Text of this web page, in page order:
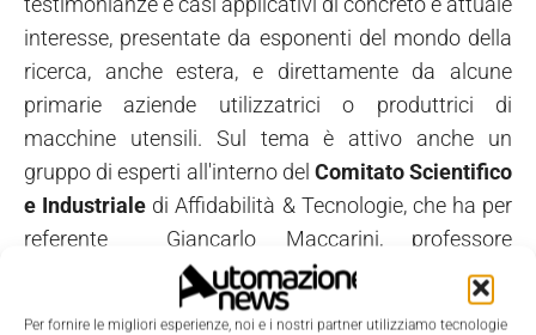
Per fornire le migliori esperienze, noi e i nostri partner utilizziamo tecnologie
interesse, presentate da esponenti del mondo della
ricerca, anche estera, e direttamente da alcune
primarie aziende utilizzatrici o produttrici di
macchine utensili. Sul tema è attivo anche un
gruppo di esperti all'interno del Comitato Scientifico
e Industriale di Affidabilità & Tecnologie, che ha per
referente Giancarlo Maccarini, professore
dell'Università di Bergamo.